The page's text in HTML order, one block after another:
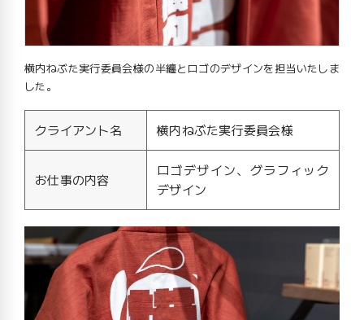
横内ねぶた実行委員会様の半纏とロゴのデザインを担当いたしま
した。
クライアント名 横内ねぶた実行委員会様
お仕事の内容
ロゴデザイン、グラフィック
デザイン